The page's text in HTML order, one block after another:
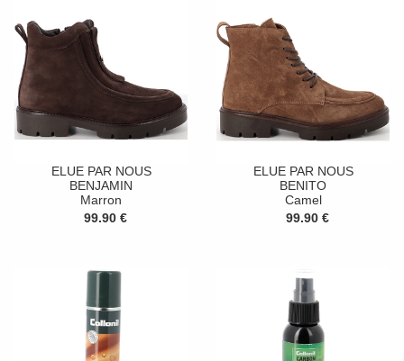
ELUE PAR NOUS
BENJAMIN
Marron
99.90 €
ELUE PAR NOUS
BENITO
Camel
99.90 €